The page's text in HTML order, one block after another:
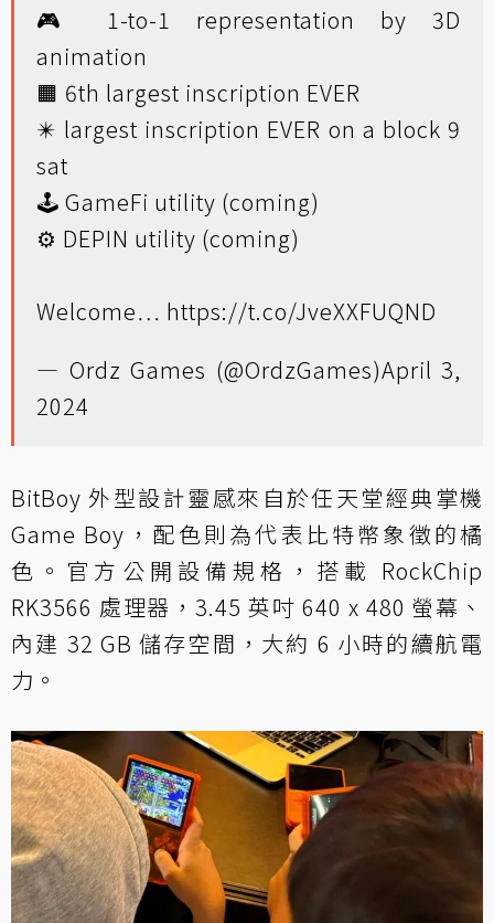
🎮 1-to-1 representation by 3D
animation
🟧 6th largest inscription EVER
✴️ largest inscription EVER on a block 9
sat
🕹️ GameFi utility (coming)
⚙️ DEPIN utility (coming)
Welcome… https://t.co/JveXXFUQND
— Ordz Games (@OrdzGames)April 3,
2024
BitBoy 外型設計靈感來自於任天堂經典掌機
Game Boy，配色則為代表比特幣象徵的橘
色。官方公開設備規格，搭載 RockChip
RK3566 處理器，3.45 英吋 640 x 480 螢幕、
內建 32 GB 儲存空間，大約 6 小時的續航電
力。